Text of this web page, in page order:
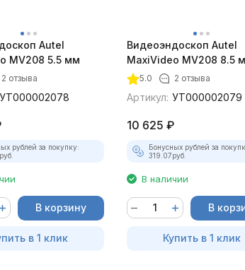
Autel
MV208 5.5 мм
2 отзыва
УТ000002078
рублей за покупку:
руб.
В корзину
в 1 клик
Видеоэндоскоп Autel
MaxiVideo MV208 8.5
5.0 2 отзыва
Артикул: УТ000002079
10 625 ₽
Бонусных рублей за
319.07руб.
В наличии
В
Купить в 1 клик